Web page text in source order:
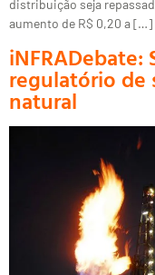
distribuição seja
aumento de R$ 0,20 a […]
iNFRADebate:
regulatório de
natural